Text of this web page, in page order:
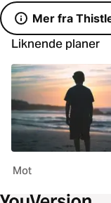
Mer fra
Liknende planer
Mot